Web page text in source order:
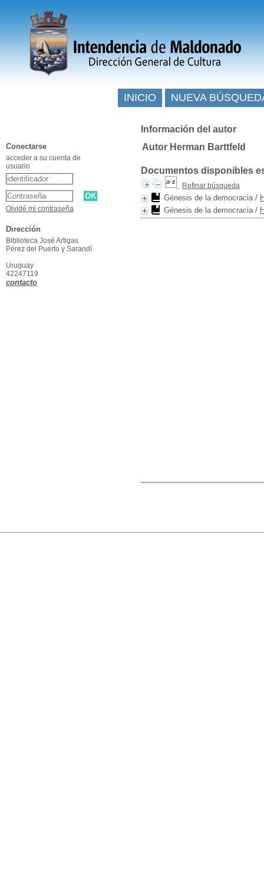
Información del autor
Autor Herman Barttfeld
Documentos disponibles
Refinar búsqueda
Génesis de la democracia/
Génesis de la democracia/
INICIO NUEVA
Conectarse
acceder a su cuenta de
usuario
Olvidé mi contraseña
Dirección
Biblioteca José Artigas
Pérez del Puerto y Sarandí
Uruguay
42247119
contacto